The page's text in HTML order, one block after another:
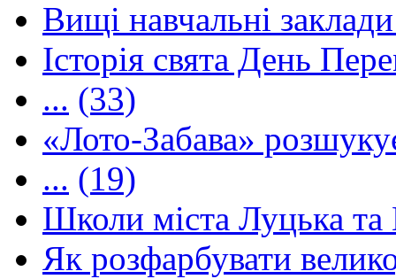
Вищі навчальні
Історія свята День
... (33)
«Лото-Забава»
... (19)
Школи міста Луцька та
Як розфарбувати